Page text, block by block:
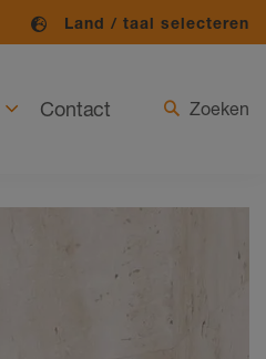
Land / taal selecteren
Contact Zoeken